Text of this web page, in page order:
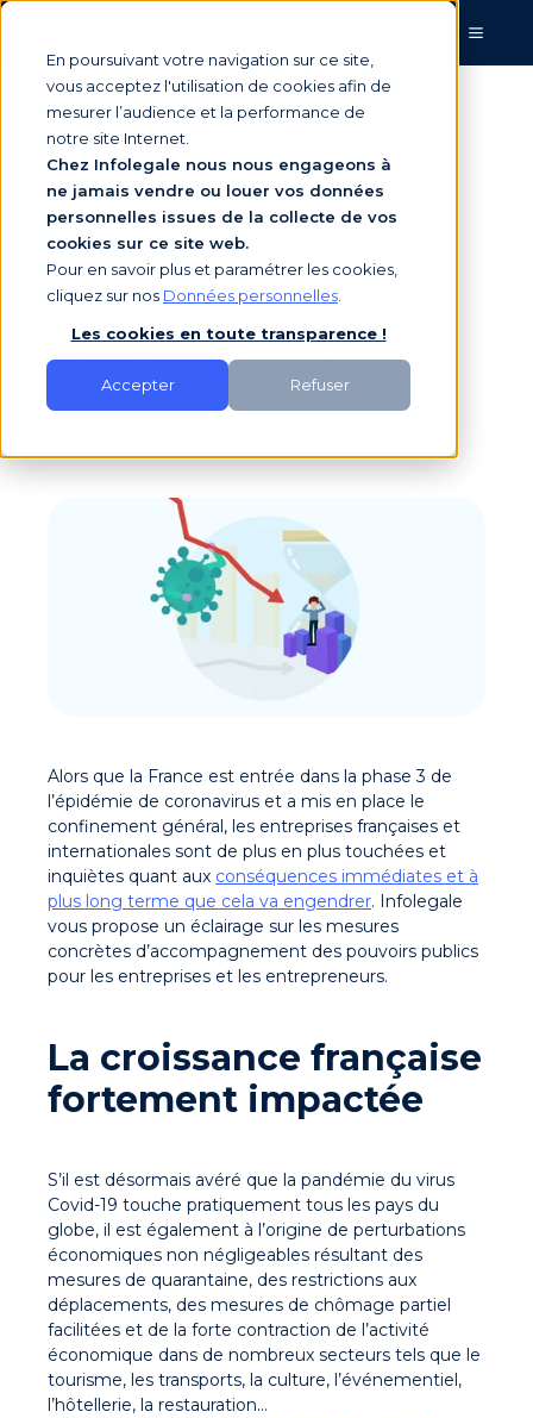
En poursuivant votre navigation sur ce site,
vous acceptez l'utilisation de cookies afin de
mesurer l’audience et la performance de
notre site Internet.
Chez Infolegale nous nous engageons à
ne jamais vendre ou louer vos données
personnelles issues de la collecte de vos
cookies sur ce site web.
Pour en savoir plus et paramétrer les cookies,
cliquez sur nos Données personnelles
Les cookies en toute transparence !
Accepter Refuser
COVID-19 : quelles
mesures
économiques pour
anticiper les
défaillances
d’entreprises ?
Alors que la France est entrée dans la phase 3 de
l’épidémie de coronavirus et a mis en place le
confinement général, les entreprises françaises et
internationales sont de plus en plus touchées et
inquiètes quant aux conséquences immédiates et à
plus long terme que cela va engendrer. Infolegale
vous propose un éclairage sur les mesures
concrètes d’accompagnement des pouvoirs publics
pour les entreprises et les entrepreneurs.
La croissance française
fortement impactée
S’il est désormais avéré que la pandémie du virus
Covid-19 touche pratiquement tous les pays du
globe, il est également à l’origine de perturbations
économiques non négligeables résultant des
mesures de quarantaine, des restrictions aux
déplacements, des mesures de chômage partiel
facilitées et de la forte contraction de l’activité
économique dans de nombreux secteurs tels que le
tourisme, les transports, la culture, l’événementiel,
l’hôtellerie, la restauration…